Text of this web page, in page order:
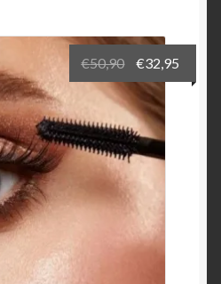
€50,90
prijs
was:
€50,90.
€32,95
prijs